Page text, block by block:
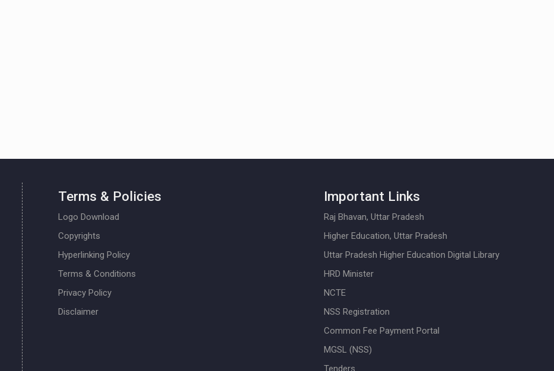
Terms & Policies
Logo Download
Copyrights
Hyperlinking Policy
Terms & Conditions
Privacy Policy
Disclaimer
Important Links
Raj Bhavan, Uttar Pradesh
Higher Education, Uttar Pradesh
Uttar Pradesh Higher Education Digital Library
HRD Minister
NCTE
NSS Registration
Common Fee Payment Portal
MGSL (NSS)
Tenders